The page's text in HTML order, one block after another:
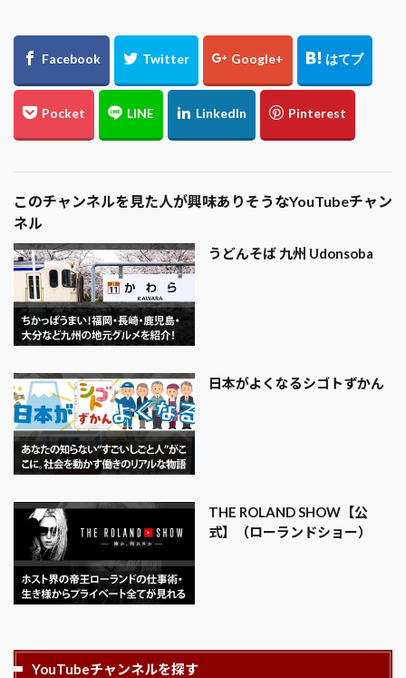
このチャンネルを見た人が興味ありそうなYouTubeチャン
ネル
うどんそば 九州 Udonsoba
日本がよくなるシゴトずかん
THE ROLAND SHOW【公
式】（ローランドショー）
YouTubeチャンネルを探す